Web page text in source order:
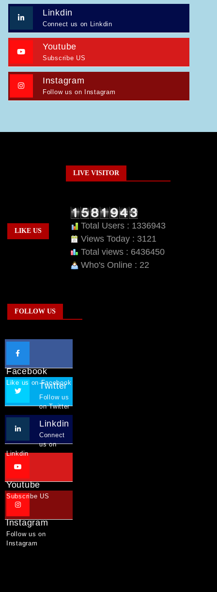
Linkdin
Connect us on Linkdin
Youtube
Subscribe US
Instagram
Follow us on Instagram
LIKE US
LIVE VISITOR
Total Users : 1336943
Views Today : 3121
Total views : 6436450
Who's Online : 22
FOLLOW US
Facebook
Like us on Facebook
Twitter
Follow us
on Twitter
Linkdin
Connect
us on
Linkdin
Youtube
Subscribe US
Instagram
Follow us on
Instagram